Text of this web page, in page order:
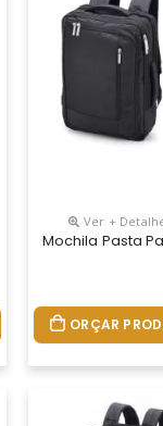
Personalizada
Ver +
Mochila Pasta
ORÇAR